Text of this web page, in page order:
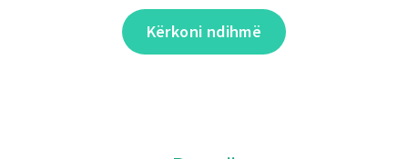
Kërkoni ndihmë